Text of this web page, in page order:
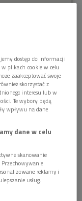
i śmierć Danki
- odc.
i śmierć Danki
- odc.
i śmierć Danki
- odc.
w studiu Teatru
dostęp do informacji
plikach cookie w celu
zaakceptować swoje
skorzystać z
interesu lub w
Te wybory będą
wpływu na dane
dane w celu
skanowanie
reklamy i
usług.